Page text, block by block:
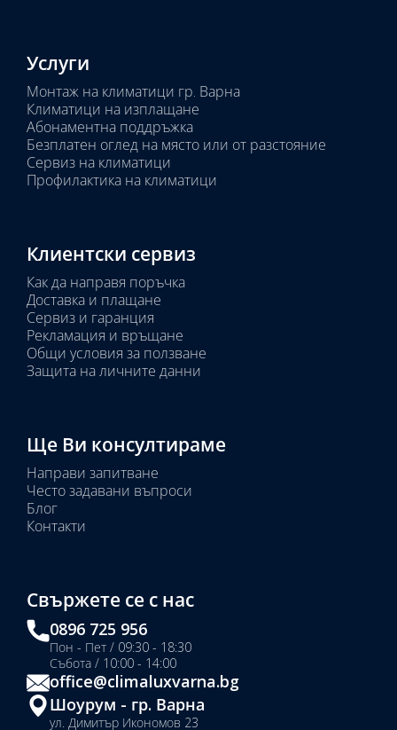
Услуги
Монтаж на климатици гр. Варна
Климатици на изплащане
Абонаментна поддръжка
Безплатен оглед на място или от разстояние
Сервиз на климатици
Профилактика на климатици
Клиентски сервиз
Как да направя поръчка
Доставка и плащане
Сервиз и гаранция
Рекламация и връщане
Общи условия за ползване
Защита на личните данни
Ще Ви консултираме
Направи запитване
Често задавани въпроси
Блог
Контакти
Свържете се с нас
0896 725 956
Пон - Пет / 09:30 - 18:30
Събота / 10:00 - 14:00
office@climaluxvarna.bg
Шоурум - гр. Варна
ул. Димитър Икономов 23